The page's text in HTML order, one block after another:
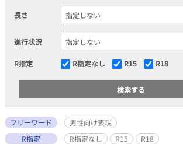
長さ
進行状況
R指定 R指定なし R15 R18
フリーワード
男性向け表現
R指定
R指定なし R15 R18